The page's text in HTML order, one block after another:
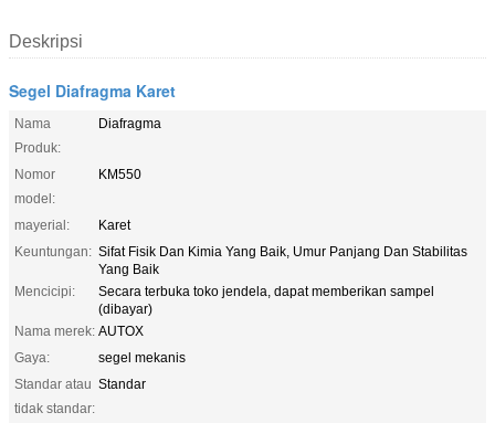
Deskripsi
Segel Diafragma Karet
Nama
Produk:
Diafragma
Nomor
model:
KM550
mayerial:
Karet
Keuntungan: Sifat Fisik Dan Kimia Yang Baik, Umur Panjang Dan Stabilitas
Yang Baik
Mencicipi:
Secara terbuka toko jendela, dapat memberikan sampel
(dibayar)
Nama merek: AUTOX
Gaya:
segel mekanis
Standar atau
tidak standar:
Standar